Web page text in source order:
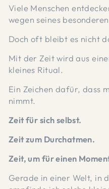
Viele Menschen
wegen seines
Doch oft bleibt es nicht
Mit der Zeit wird aus
kleines Ritual.
Ein Zeichen dafür, dass
nimmt.
Zeit für sich selbst.
Zeit zum Durchatmen.
Zeit, um für einen
Gerade in einer Welt, in